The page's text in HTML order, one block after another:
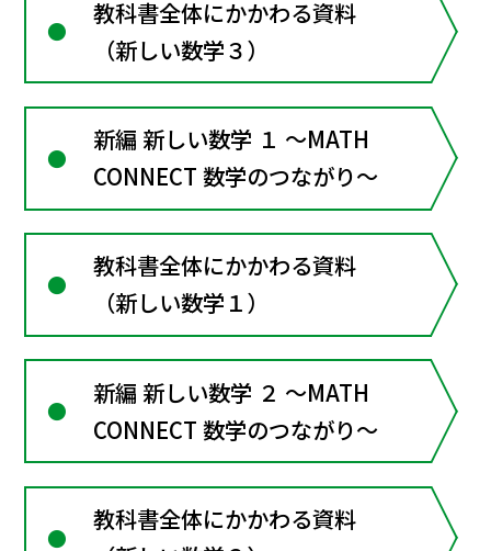
教科書全体にかかわる資料
（新しい数学３）
新編 新しい数学 １ ～MATH
CONNECT 数学のつながり～
教科書全体にかかわる資料
（新しい数学１）
新編 新しい数学 ２ ～MATH
CONNECT 数学のつながり～
教科書全体にかかわる資料